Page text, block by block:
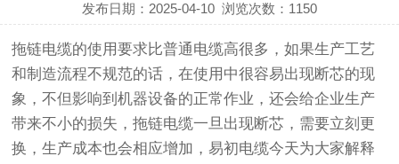
发布日期：2025-04-10 浏览次数： 1150
拖链电缆的使用要求比普通电缆高很多，如果生产工艺
和制造流程不规范的话，在使用中很容易出现断芯的现
象，不但影响到机器设备的正常作业，还会给企业生产
带来不小的损失，拖链电缆一旦出现断芯，需要立刻更
换，生产成本也会相应增加，易初电缆今天为大家解释